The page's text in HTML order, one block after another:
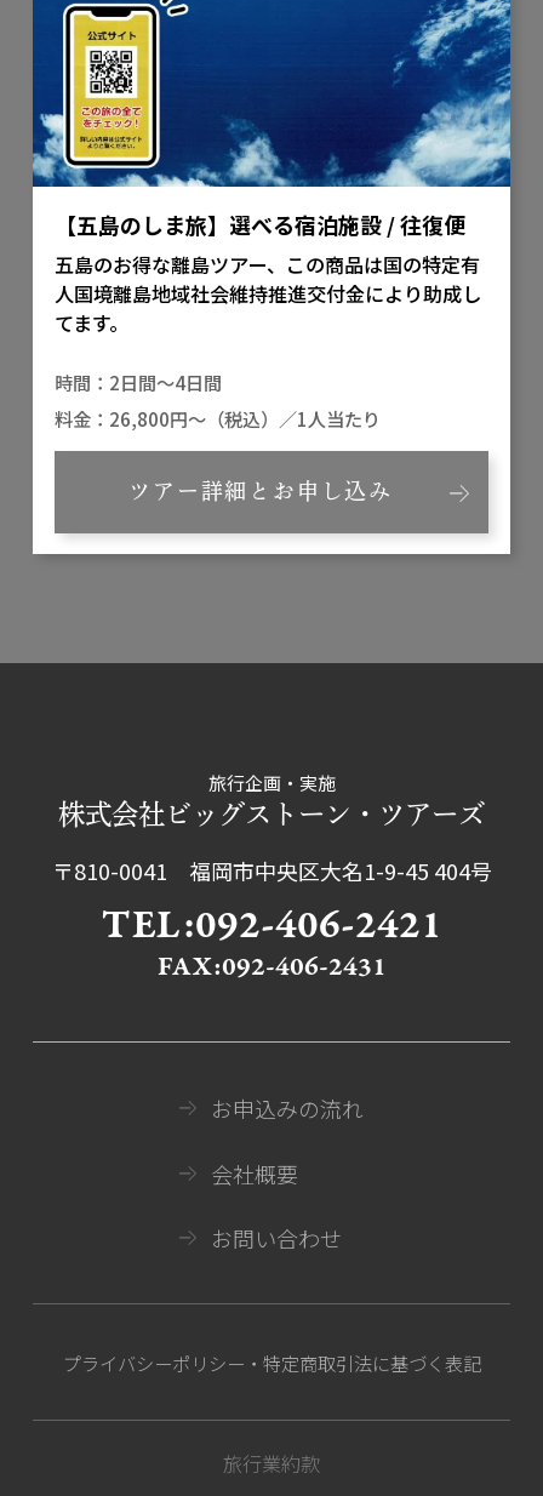
【五島のしま旅】選べる宿泊施設 / 往復便
五島のお得な離島ツアー、この商品は国の特定有
人国境離島地域社会維持推進交付金により助成し
てます。
2日間～4日間
26,800円～（税込）／1人当たり
ツアー詳細とお申し込み
旅行企画・実施
株式会社ビッグストーン・ツアーズ
〒810-0041 福岡市中央区大名1-9-45 404号
TEL:092-406-2421
FAX:092-406-2431
お申込みの流れ
会社概要
お問い合わせ
プライバシーポリシー・特定商取引法に基づく表記
旅行業約款